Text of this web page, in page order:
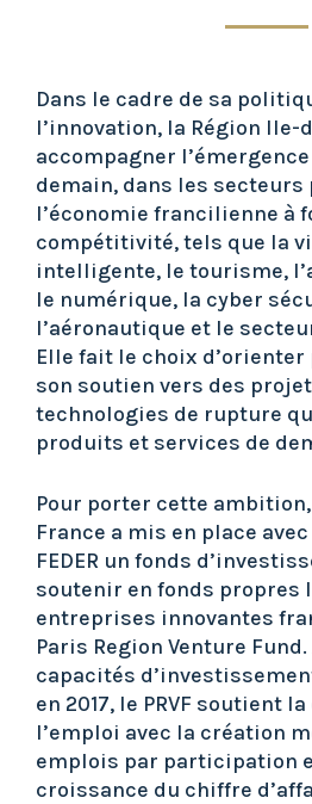
Dans le cadre de sa
l’innovation, la Région Ile-
accompagner
demain, dans les secteurs
l’économie francilienne à
compétitivité, tels que la
intelligente, le tourisme,
le numérique, la cyber
l’aéronautique et le
Elle fait le choix
son soutien vers des
technologies de rupture
produits et services de
Pour porter cette
France a mis en place
FEDER un fonds
soutenir en fonds propres
entreprises innovantes
Paris Region Venture Fund.
capacités
en 2017, le PRVF soutient
l’emploi avec la création
emplois par participation
croissance du chiffre